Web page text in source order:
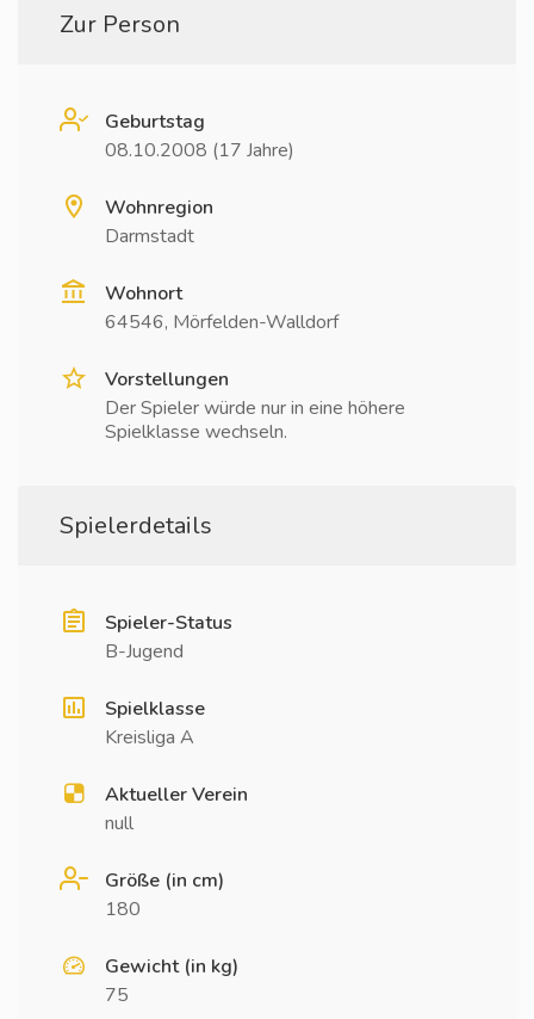
Zur Person
Geburtstag
08.10.2008 (17 Jahre)
Wohnregion
Darmstadt
Wohnort
64546, Mörfelden-Walldorf
Vorstellungen
Der Spieler würde nur in eine höhere
Spielklasse wechseln.
Spielerdetails
Spieler-Status
B-Jugend
Spielklasse
Kreisliga A
Aktueller Verein
null
Größe (in cm)
180
Gewicht (in kg)
75